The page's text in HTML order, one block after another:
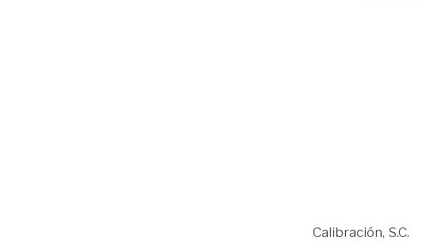
Calibración, S.C.